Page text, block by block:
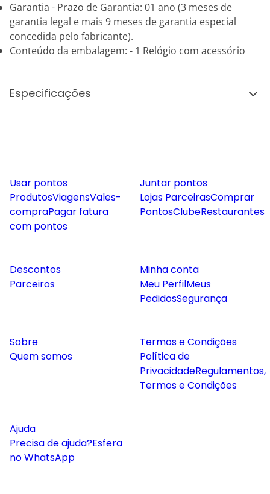
Garantia - Prazo de Garantia: 01 ano (3 meses de
garantia legal e mais 9 meses de garantia especial
concedida pelo fabricante).
Conteúdo da embalagem: - 1 Relógio com acessório
Especificações
Usar pontos
ProdutosViagensVales-
compraPagar fatura
com pontos
Juntar pontos
Lojas ParceirasComprar
PontosClubeRestaurantes
Descontos
Parceiros
Minha conta
Meu PerfilMeus
PedidosSegurança
Sobre
Quem somos
Termos e Condições
Política de
PrivacidadeRegulamentos,
Termos e Condições
Ajuda
Precisa de ajuda?Esfera
no WhatsApp